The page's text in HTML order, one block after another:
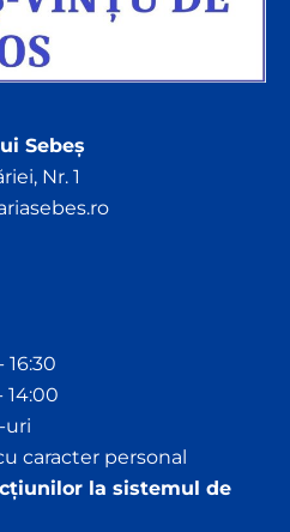
Sebeș
Nr. 1
uri
caracter personal
la sistemul de